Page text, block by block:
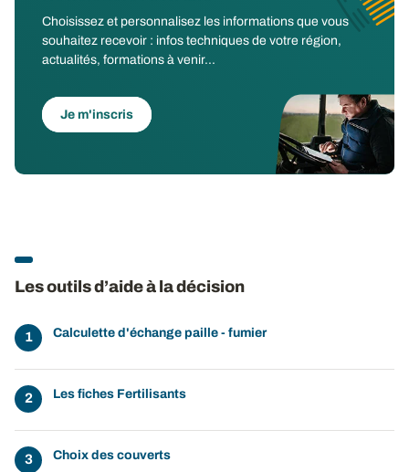
Choisissez et personnalisez les informations que vous
souhaitez recevoir : infos techniques de votre région,
actualités, formations à venir...
Je m'inscris
Les outils d’aide à la décision
Calculette d'échange paille - fumier
Les fiches Fertilisants
Choix des couverts